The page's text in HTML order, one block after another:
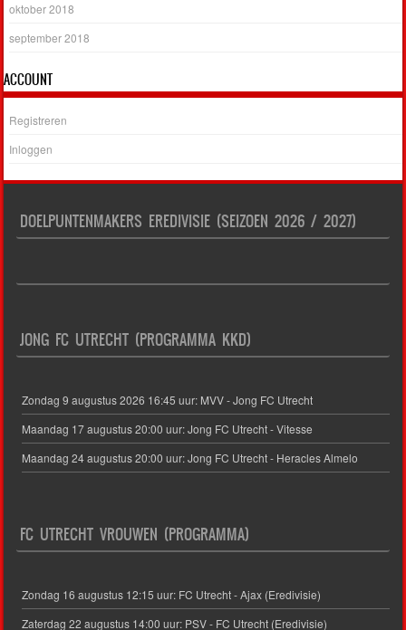
oktober 2018
september 2018
ACCOUNT
Registreren
Inloggen
DOELPUNTENMAKERS EREDIVISIE (SEIZOEN 2026 / 2027)
JONG FC UTRECHT (PROGRAMMA KKD)
Zondag 9 augustus 2026 16:45 uur: MVV - Jong FC Utrecht
Maandag 17 augustus 20:00 uur: Jong FC Utrecht - Vitesse
Maandag 24 augustus 20:00 uur: Jong FC Utrecht - Heracles Almelo
FC UTRECHT VROUWEN (PROGRAMMA)
Zondag 16 augustus 12:15 uur: FC Utrecht - Ajax (Eredivisie)
Zaterdag 22 augustus 14:00 uur: PSV - FC Utrecht (Eredivisie)